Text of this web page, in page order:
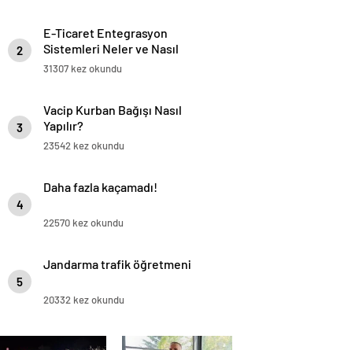
2
E-Ticaret Entegrasyon
Sistemleri Neler ve Nasıl
Yapılır?
31307 kez okundu
3
Vacip Kurban Bağışı Nasıl
Yapılır?
23542 kez okundu
4
Daha fazla kaçamadı!
22570 kez okundu
5
Jandarma trafik öğretmeni
20332 kez okundu